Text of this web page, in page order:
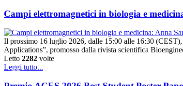
Campi elettromagnetici in biologia e
Il prossimo 16 luglio 2026, dalle 15:00 alle 16:30
Applications”, promosso dalla rivista scientifica
Letto 2282 volte
Leggi tutto...